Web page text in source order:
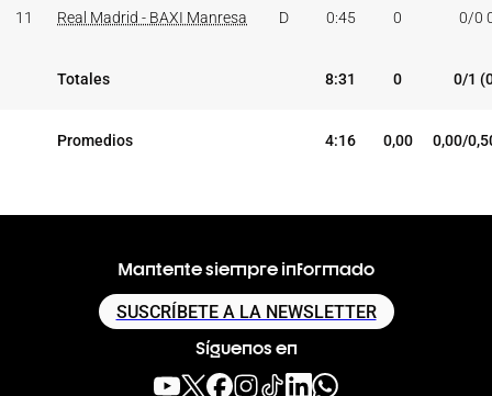
11 Real Madrid - BAXI Manresa D 0:45 0 0/0
Totales 8:31 0 0/1
Promedios 4:16 0,00 0,00/
Mantente siempre informado
SUSCRÍBETE A LA NEWSLETTER
Síguenos en